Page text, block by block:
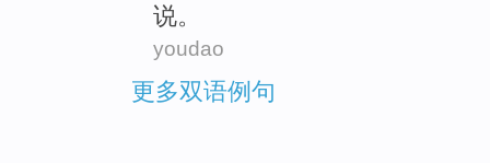
说。
youdao
更多双语例句